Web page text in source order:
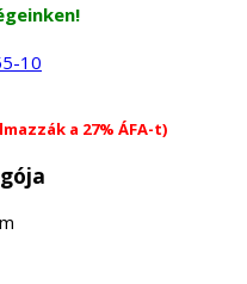
10
a 27% ÁFA-t)